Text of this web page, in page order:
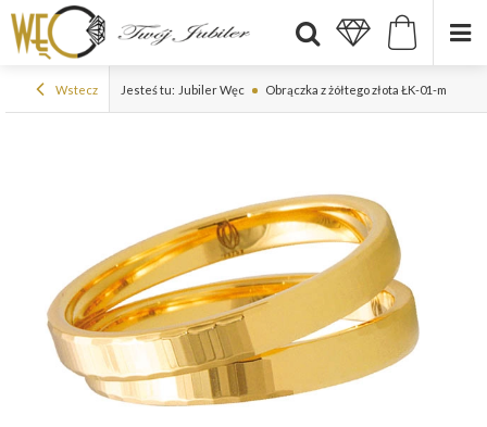
Wstecz Jesteś tu: Jubiler Węc Obrączka z żółtego złota ŁK-01-m